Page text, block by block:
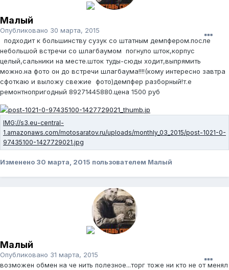
Малый
Опубликовано 30 марта, 2015
подходит к большинству сузук со штатным демпфером.после
небольшой встречи со шлагбаумом погнуло шток,корпус
целый,сальники на месте.шток туды-сюды ходит,выпрямить
можно.на фото он до встречи шлагбаума!!!!(кому интересно завтра
сфоткаю и выложу свежие фото)демпфер разборный!т.е
ремонтнопригодный 89271445880.цена 1500 руб
Изменено 30 марта, 2015 пользователем Малый
Малый
Опубликовано 31 марта, 2015
возможен обмен на че нить полезное...торг тоже ни кто не от менял